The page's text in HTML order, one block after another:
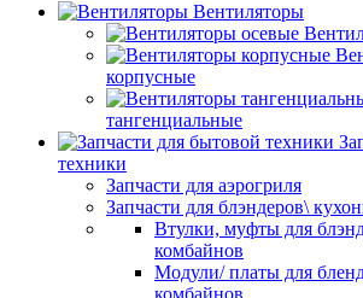
Вентиляторы
корпусные
тангенциальные
техники
Запчасти для аэрогриля
Запчасти для блэндеров\
Втулки, муфты для
комбайнов
Модули/ платы для
комбайнов